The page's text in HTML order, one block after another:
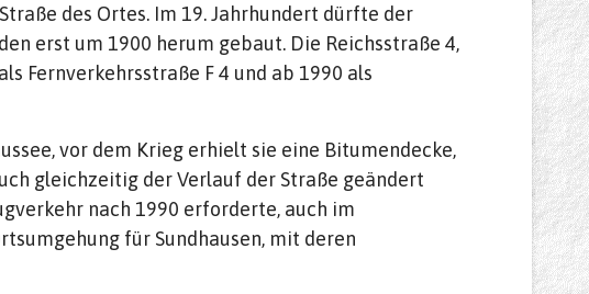
des Ortes. Im 19. Jahrhundert dürfte der
erst um 1900 herum gebaut. Die Reichsstraße 4,
Fernverkehrsstraße F 4 und ab 1990 als
vor dem Krieg erhielt sie eine Bitumendecke,
gleichzeitig der Verlauf der Straße geändert
nach 1990 erforderte, auch im
für Sundhausen, mit deren